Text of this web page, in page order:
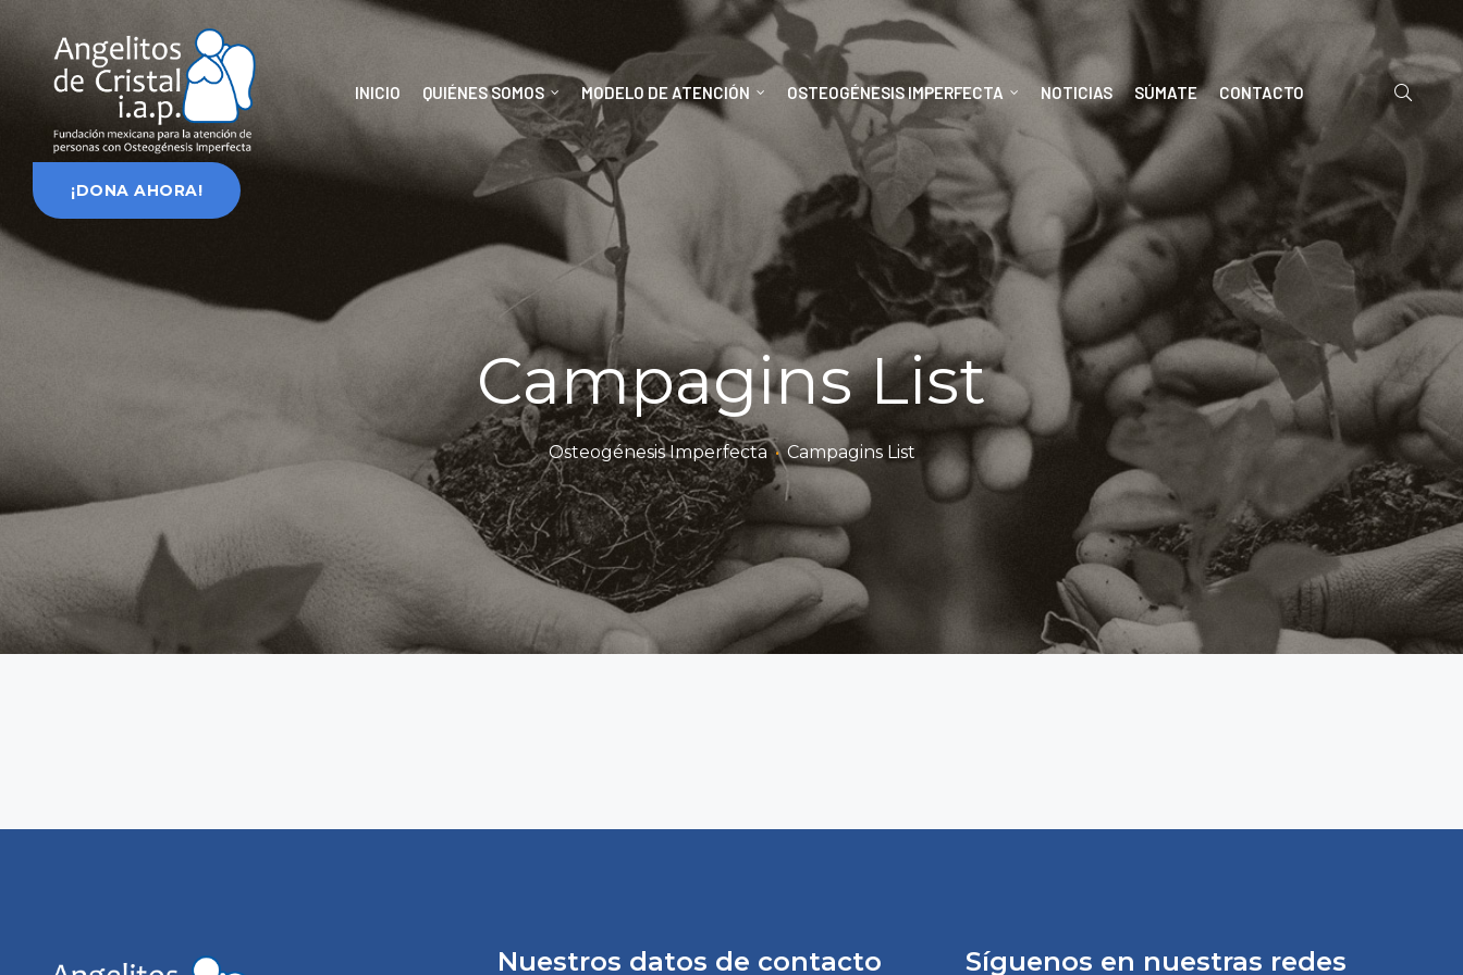
INICIO QUIÉNES SOMOS MODELO DE ATENCIÓN OSTEOGÉNESIS IMPERFECTA NOTICIAS SÚMATE CONTACTO
¡DONA AHORA!
Campagins List
Osteogénesis Imperfecta • Campagins List
Nuestros datos de contacto
Síguenos en nuestras redes